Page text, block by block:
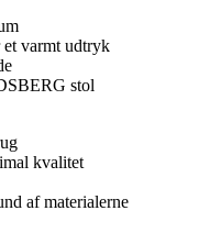
varmt udtryk
stol
kvalitet
af materialerne